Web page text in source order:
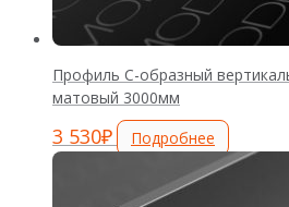
Профиль C-образный
матовый 3000мм
3 530₽ Подробнее